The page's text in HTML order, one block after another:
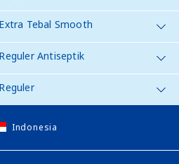
Tebal Smooth
Antiseptik
Indonesia